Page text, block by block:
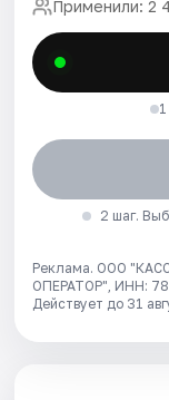
Применили: 2
2 шаг.
Реклама. ООО
ОПЕРАТОР", ИНН:
Действует до 31